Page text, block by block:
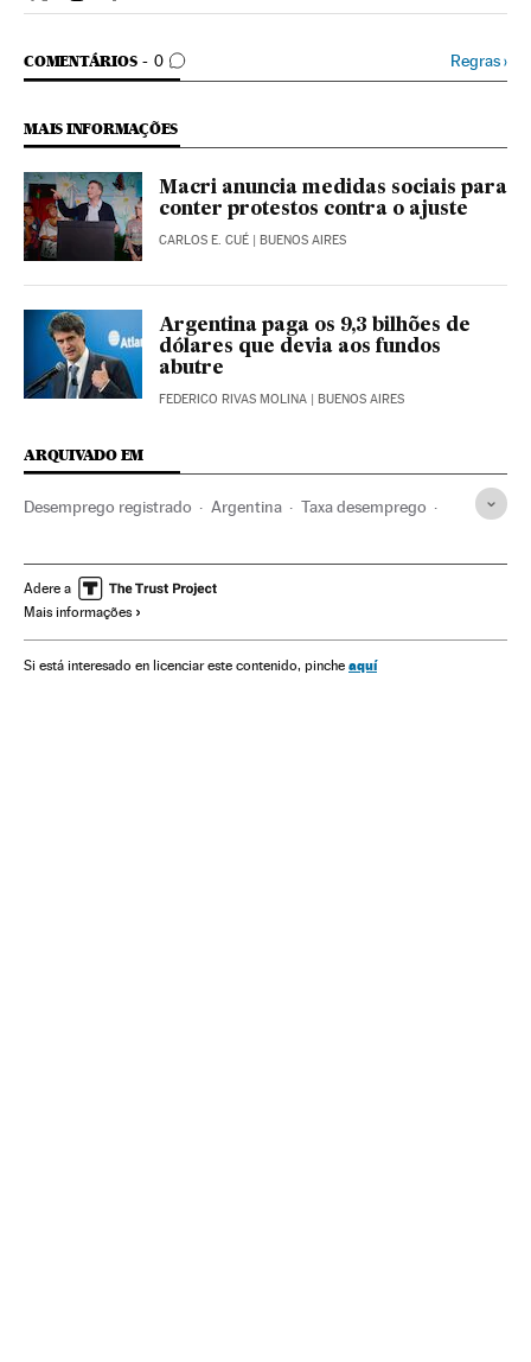
COMENTÁRIOS 0
COMENTÁRIOS Regras›
MAIS INFORMAÇÕES
Macri anuncia medidas sociais para
conter protestos contra o ajuste
CARLOS E. CUÉ | BUENOS AIRES
Argentina paga os 9,3 bilhões de
dólares que devia aos fundos
abutre
FEDERICO RIVAS MOLINA | BUENOS AIRES
ARQUIVADO EM
Desemprego registrado Argentina Taxa desemprego
América Latina Condições trabalho
Adere a
Mais informações
Si está interesado en licenciar este contenido, pinche aquí